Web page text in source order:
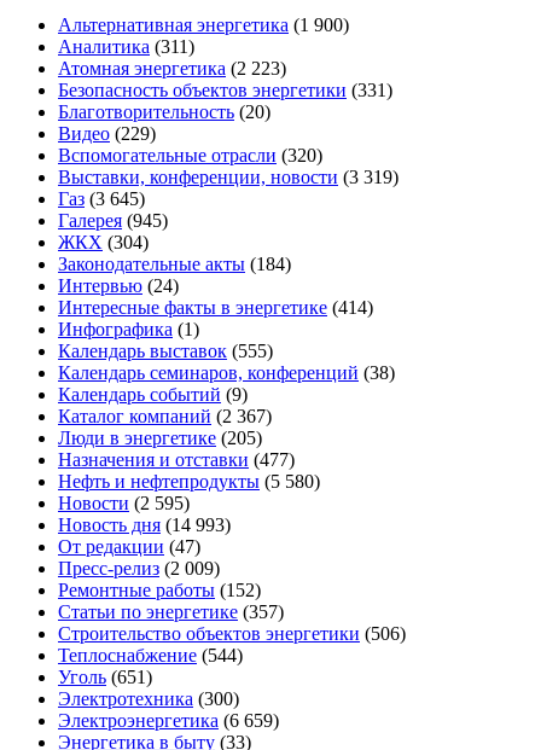
Альтернативная энергетика (1 900)
Аналитика (311)
Атомная энергетика (2 223)
Безопасность объектов энергетики (331)
Благотворительность (20)
Видео (229)
Вспомогательные отрасли (320)
Выставки, конференции, новости (3 319)
Газ (3 645)
Галерея (945)
ЖКХ (304)
Законодательные акты (184)
Интервью (24)
Интересные факты в энергетике (414)
Инфографика (1)
Календарь выставок (555)
Календарь семинаров, конференций (38)
Календарь событий (9)
Каталог компаний (2 367)
Люди в энергетике (205)
Назначения и отставки (477)
Нефть и нефтепродукты (5 580)
Новости (2 595)
Новость дня (14 993)
От редакции (47)
Пресс-релиз (2 009)
Ремонтные работы (152)
Статьи по энергетике (357)
Строительство объектов энергетики (506)
Теплоснабжение (544)
Уголь (651)
Электротехника (300)
Электроэнергетика (6 659)
Энергетика в быту (33)